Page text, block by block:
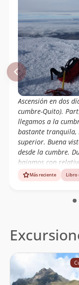
Ascensión en dos
cumbre-Quito).
llegamos a la
bastante tranquila,
superior. Buena
desde la cumbre.
bajamos con
bajada. El cerro es
Extraordinario guía
Más reciente Libro